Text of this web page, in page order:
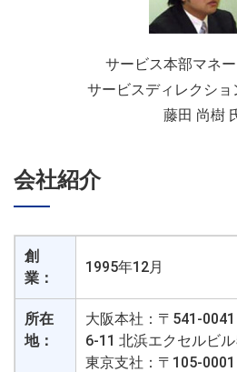
サービス本部マネ
サービスディレクショ
藤田 尚樹
会社紹介
創
業：
1995年12月
所在
地：
大阪本社：〒541-
6-11 北浜エクセルビル
東京支社：〒105-